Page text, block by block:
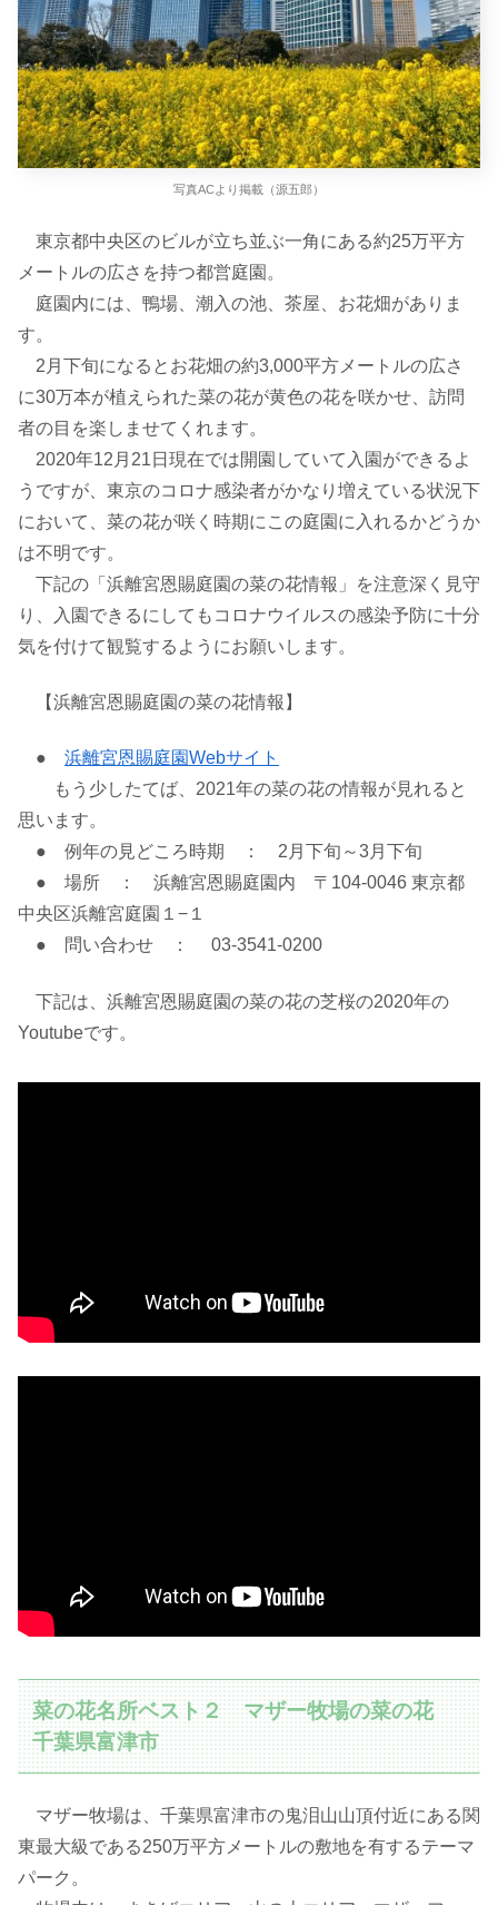
写真ACより掲載（源五郎）
東京都中央区のビルが立ち並ぶ一角にある約25万平方
メートルの広さを持つ都営庭園。
庭園内には、鴨場、潮入の池、茶屋、お花畑がありま
す。
2月下旬になるとお花畑の約3,000平方メートルの広さ
に30万本が植えられた菜の花が黄色の花を咲かせ、訪問
者の目を楽しませてくれます。
2020年12月21日現在では開園していて入園ができるよ
うですが、東京のコロナ感染者がかなり増えている状況下
において、菜の花が咲く時期にこの庭園に入れるかどうか
は不明です。
下記の「浜離宮恩賜庭園の菜の花情報」を注意深く見守
り、入園できるにしてもコロナウイルスの感染予防に十分
気を付けて観覧するようにお願いします。
【浜離宮恩賜庭園の菜の花情報】
● 浜離宮恩賜庭園Webサイト
もう少したてば、2021年の菜の花の情報が見れると
思います。
● 例年の見どころ時期 ： 2月下旬～3月下旬
● 場所 ： 浜離宮恩賜庭園内 〒104-0046 東京都
中央区浜離宮庭園１−１
● 問い合わせ ： 03-3541-0200
下記は、浜離宮恩賜庭園の菜の花の芝桜の2020年の
Youtubeです。
菜の花名所ベスト２ マザー牧場の菜の花
千葉県富津市
マザー牧場は、千葉県富津市の鬼泪山山頂付近にある関
東最大級である250万平方メートルの敷地を有するテーマ
パーク。